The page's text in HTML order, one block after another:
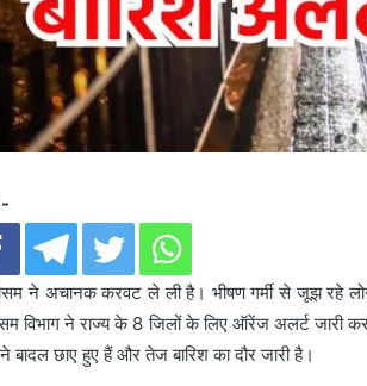
ने अचानक करवट ले ली है। भीषण गर्मी से जूझ रहे
विभाग ने राज्य के 8 जिलों के लिए ऑरेंज अलर्ट जारी
बादल छाए हुए हैं और तेज बारिश का दौर जारी है।